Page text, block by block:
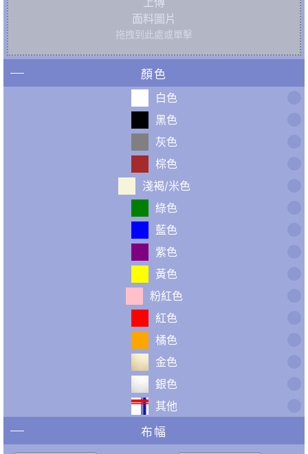
面料圖片
拖拽到此處或單擊
顏色
白色
黑色
灰色
棕色
淺褐/米色
綠色
藍色
紫色
黃色
粉紅色
紅色
橘色
金色
銀色
其他
布幅